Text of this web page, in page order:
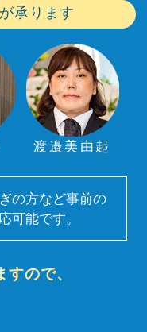
承ります
渡邉美由起
の方など事前の
可能です。
ので、